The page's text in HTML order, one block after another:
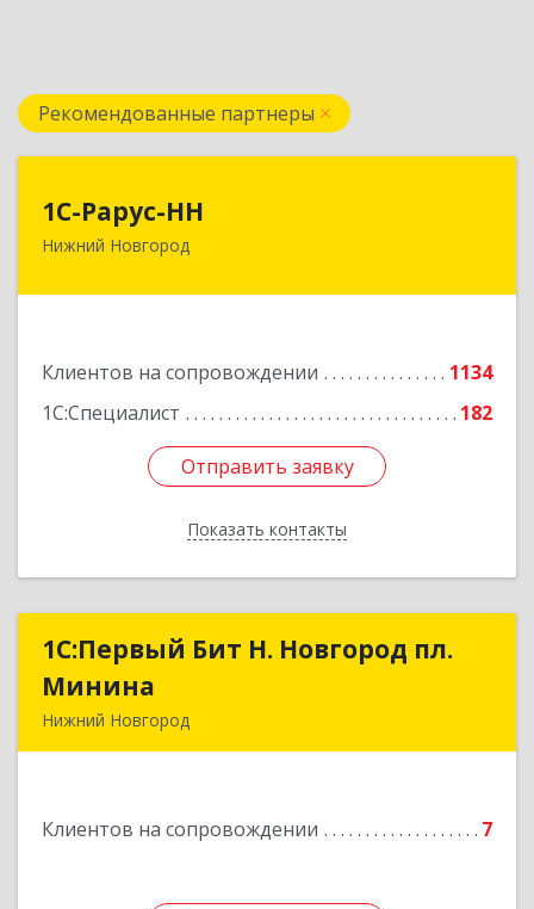
Рекомендованные партнеры
1С-Рарус-НН
Нижний Новгород
Клиентов на сопровождении
1134
1С:Специалист
182
Отправить заявку
Показать контакты
603093, Нижегородская обл, г.о. город Нижний
Подробнее
Отправить заявку
Назад
1С:Первый Бит Н. Новгород пл.
Минина
Нижний Новгород
Клиентов на сопровождении 7
1С:Первый Бит Н. Новгород пл.
Подробнее